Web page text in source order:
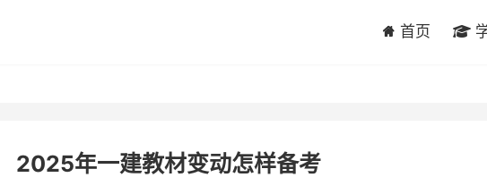
首页
2025年一建教材变动怎样备考